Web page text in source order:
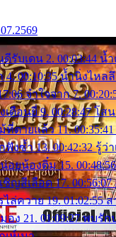
ดีรับเดน 2. 00:03:44 น้
00:10:35 น้ำนิ่งไหล
จำใจจาก 7.
เดือนยี่ 9. 00:28:47 โส
ที่ตายแล้ว 11.
ฟังซ้ำ 13. 00:42:32 รู้ว่
อยน้องติ๋ม 15.
ชิญสีเลือด 17.
ไล่ควาย 19. 01:02:55
อง 21. 01:09:27 พบรั